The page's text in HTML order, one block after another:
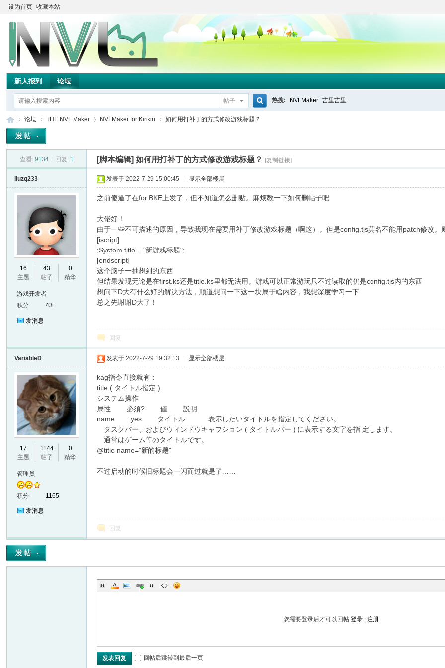
设为首页 收藏本站
新人报到 论坛
帖子
搜
索
热搜: NVLMaker 吉里吉里
M
论坛
›
THE NVL Maker NVLMaker for Kirikiri
›
如何用打补丁的方式修改游戏标题？
查看: 9134 回复: 1 [脚本编辑]如何用打补丁的方式修改游戏标题？ [复制链接]
liuzq233
16
主题
43
帖子
0
精华
游戏开发者
积分
43
发消息
发表于 2022-7-29 15:00:45 显示全部楼层
之前傻逼了在for BKE上发了，但不知道怎么删贴。麻烦教一下如何删帖子吧
大佬好！
由于一些不可描述的原因，导致我现在需要用补丁修改游戏标题（啊这）。但是config.tjs莫名不能用patch修改。
[iscript]
;System.title = "新游戏标题";
[endscript]
这个脑子一抽想到的东西
但结果发现无论是在first.ks还是title.ks里都无法用。游戏可以正常游玩只不过读取的仍是config.tjs内的东西
想问下D大有什么好的解决方法，顺道想问一下这一块属于啥内容，我想深度学习一下
总之先谢谢D大了！
回复
VariableD
17
主题
1144
帖子
0
精华
管理员
积分 1165
发消息
发表于 2022-7-29 19:32:13 显示全部楼层
kag指令直接就有：
title ( タイトル指定 )
システム操作
属性 必須? 値 説明
name yes タイトル 表示したいタイトルを指定してください。
タスクバー、およびウィンドウキャプション ( タイトルバー ) に表示する文字を指 定します。
通常はゲーム等のタイトルです。
@title name="新的标题"
不过启动的时候旧标题会一闪而过就是了……
回复
您需要登录后才可以回帖登录 |注册
发表回复 回帖后跳转到最后一页